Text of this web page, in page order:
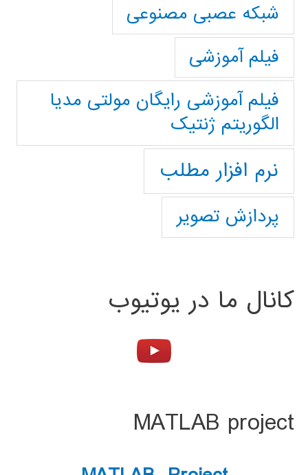
شبکه عصبی مصنوعی
فیلم آموزشی
فیلم آموزشی رایگان مولتی مدیا
الگوریتم ژنتیک
نرم افزار مطلب
پردازش تصویر
کانال ما در یوتیوب
MATLAB project